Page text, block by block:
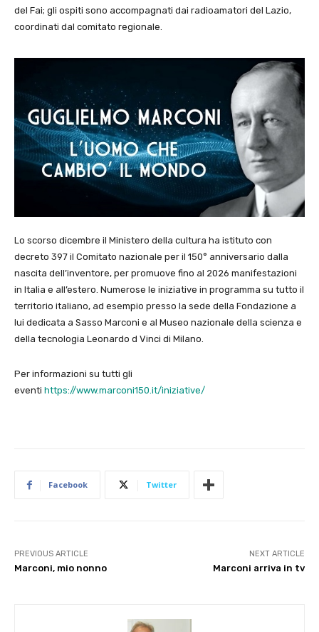
del Fai; gli ospiti sono accompagnati dai radioamatori del Lazio,
coordinati dal comitato regionale.
Lo scorso dicembre il Ministero della cultura ha istituto con
decreto 397 il Comitato nazionale per il 150° anniversario dalla
nascita dell’inventore, per promuove fino al 2026 manifestazioni
in Italia e all’estero. Numerose le iniziative in programma su tutto il
territorio italiano, ad esempio presso la sede della Fondazione a
lui dedicata a Sasso Marconi e al Museo nazionale della scienza e
della tecnologia Leonardo d Vinci di Milano.
Per informazioni su tutti gli
eventi https://www.marconi150.it/iniziative/
Facebook Twitter
PREVIOUS ARTICLE
Marconi, mio nonno
NEXT ARTICLE
Marconi arriva in tv